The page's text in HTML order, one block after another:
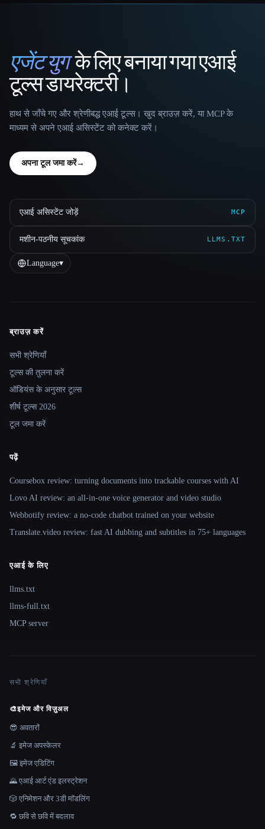
That AI Collection
एजेंट युगके लिए बनाया गया एआई
टूल्स डायरेक्टरी।
हाथ से जाँचे गए और श्रेणीबद्ध एआई टूल्स। खुद ब्राउज़ करें, या MCP के
माध्यम से अपने एआई असिस्टेंट को कनेक्ट करें।
अपना टूल जमा करें→
एआई असिस्टेंट जोड़ें MCP
मशीन-पठनीय सूचकांक LLMS.TXT
Language▾
Site navigation
ब्राउज़ करें
सभी श्रेणियाँ
टूल्स की तुलना करें
ऑडियंस के अनुसार टूल्स
शीर्ष टूल्स 2026
टूल जमा करें
पढ़ें
Coursebox review: turning documents into trackable courses with AI
Lovo AI review: an all-in-one voice generator and video studio
Webbotify review: a no-code chatbot trained on your website
Translate.video review: fast AI dubbing and subtitles in 75+ languages
एआई के लिए
llms.txt
llms-full.txt
MCP server
सभी श्रेणियाँ
🎨इमेज और विज़ुअल
😎 अवतारों
🔬 इमेज अपस्केलर
🖼️ इमेज एडिटिंग
🌄 एआई आर्ट एंड इलस्ट्रेशन
🎲 एनिमेशन और 3डी मॉडलिंग
🔁 छवि से छवि में बदलाव